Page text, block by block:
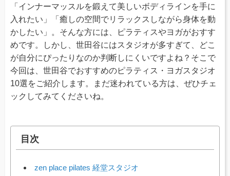
「インナーマッスルを鍛えて美しいボディラインを手に
入れたい」「癒しの空間でリラックスしながら身体を動
かしたい」。そんな方には、ピラティスやヨガがおすす
めです。しかし、世田谷にはスタジオが多すぎて、どこ
が自分にぴったりなのか判断しにくいですよね？そこで
今回は、世田谷でおすすめのピラティス・ヨガスタジオ
10選をご紹介します。まだ迷われている方は、ぜひチェ
ックしてみてくださいね。
目次
zen place pilates 経堂スタジオ